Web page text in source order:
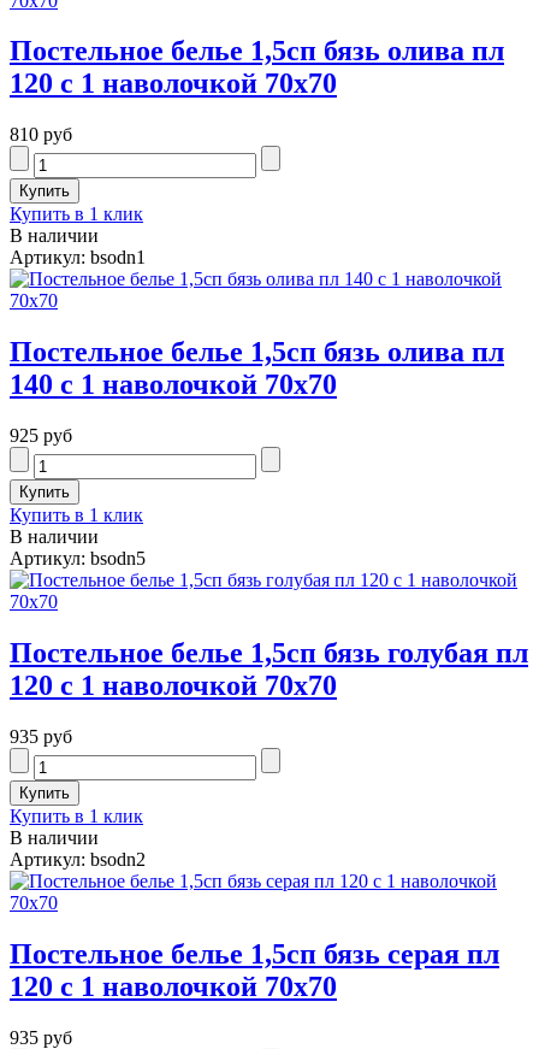
Постельное белье 1,5сп бязь олива пл
120 с 1 наволочкой 70х70
810 руб
Купить в 1 клик
В наличии
Артикул: bsodn1
Постельное белье 1,5сп бязь олива пл
140 с 1 наволочкой 70х70
925 руб
Купить в 1 клик
В наличии
Артикул: bsodn5
Постельное белье 1,5сп бязь голубая пл
120 с 1 наволочкой 70х70
935 руб
Купить в 1 клик
В наличии
Артикул: bsodn2
Постельное белье 1,5сп бязь серая пл
120 с 1 наволочкой 70х70
935 руб